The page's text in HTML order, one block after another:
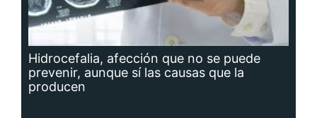
Hidrocefalia, afección que no se puede
prevenir, aunque sí las causas que la
producen